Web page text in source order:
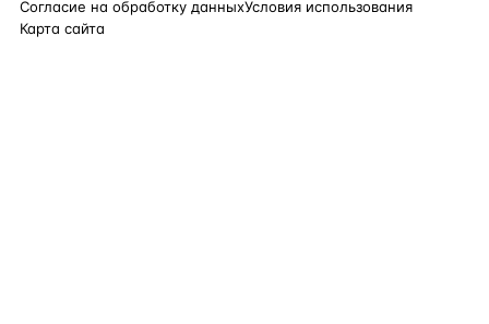
Согласие на обработку данныхУсловия использования
Карта сайта